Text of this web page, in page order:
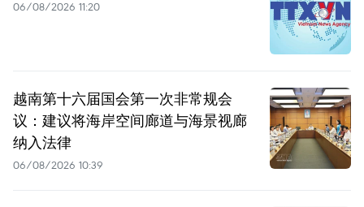
06/08/2026 11:20
越南第十六届国会第一次非常规会
议：建议将海岸空间廊道与海景视廊
纳入法律
06/08/2026 10:39